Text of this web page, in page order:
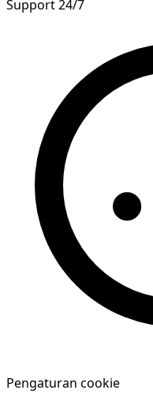
Support 24/7
Pengaturan cookie